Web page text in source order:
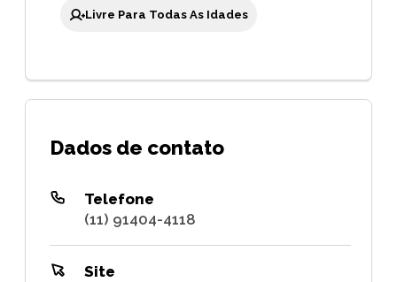
Livre Para Todas As Idades
Dados de contato
Telefone
(11) 91404-4118
Site